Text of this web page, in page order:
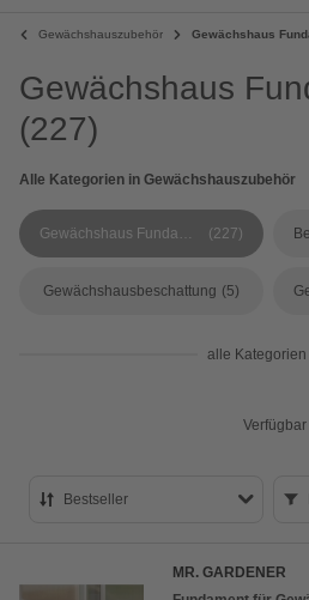
Gewächshauszubehör Gewächshaus
Gewächshaus
(227)
Alle Kategorien in Gewächshauszubehör
Gewächshaus Fundamente (227)
Gewächshausbeschattung (5)
alle Kategorien
Verfügbar
Bestseller
Preis aufsteigend
MR. GARDENER